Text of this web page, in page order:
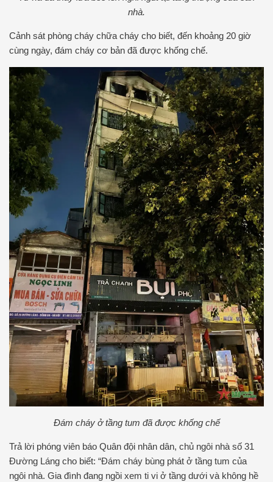
nhà.
Cảnh sát phòng cháy chữa cháy cho biết, đến khoảng 20 giờ
cùng ngày, đám cháy cơ bản đã được khống chế.
Đám cháy ở tầng tum đã được khống chế
Trả lời phóng viên báo Quân đội nhân dân, chủ ngôi nhà số 31
Đường Láng cho biết: “Đám cháy bùng phát ở tầng tum của
ngôi nhà. Gia đình đang ngồi xem ti vi ở tầng dưới và không hề